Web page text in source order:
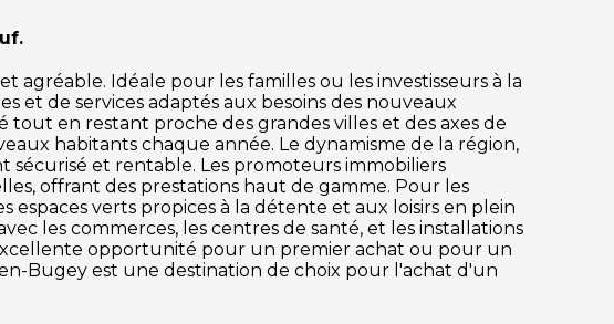
agréable. Idéale pour les familles ou les investisseurs à la
de services adaptés aux besoins des nouveaux
en restant proche des grandes villes et des axes de
habitants chaque année. Le dynamisme de la région,
et rentable. Les promoteurs immobiliers
offrant des prestations haut de gamme. Pour les
espaces verts propices à la détente et aux loisirs en plein
les commerces, les centres de santé, et les installations
opportunité pour un premier achat ou pour un
Bugey est une destination de choix pour l'achat d'un